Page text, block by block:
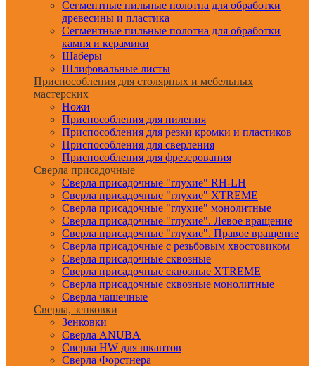
Сегментные пильные полотна для обработки
древесины и пластика
Сегментные пильные полотна для обработки
камня и керамики
Шаберы
Шлифовальные листы
Приспособления для столярных и мебельных
мастерских
Ножи
Приспособления для пиления
Приспособления для резки кромки и пластиков
Приспособления для сверления
Приспособления для фрезерования
Сверла присадочные
Сверла присадочные "глухие" RH-LH
Сверла присадочные "глухие" XTREME
Сверла присадочные "глухие" монолитные
Сверла присадочные "глухие". Левое вращение
Сверла присадочные "глухие". Правое вращение
Сверла присадочные с резьбовым хвостовиком
Сверла присадочные сквозные
Сверла присадочные сквозные XTREME
Сверла присадочные сквозные монолитные
Сверла чашечные
Сверла, зенковки
Зенковки
Сверла ANUBA
Сверла HW для шкантов
Сверла Форстнера